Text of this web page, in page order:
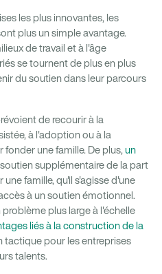
les plus innovantes, les
plus un simple avantage.
de travail et à l'âge
se tournent de plus en plus
du soutien dans leur parcours
de recourir à la
à l'adoption ou à la
une famille. De plus, un
supplémentaire de la part
famille, qu'il s'agisse d'une
à un soutien émotionnel.
plus large à l'échelle
liés à la construction de la
tactique pour les entreprises
talents.